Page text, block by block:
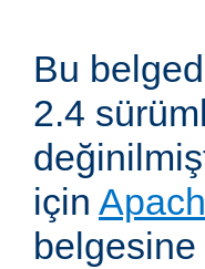
Bu
2.4
için
belgesine